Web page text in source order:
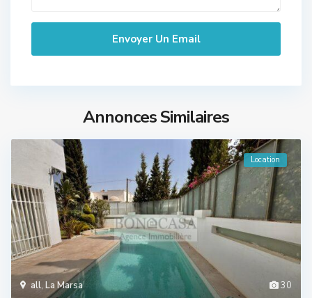
Annonces Similaires
30
all, La Marsa
Location